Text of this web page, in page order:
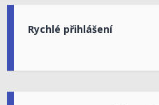
Rychlé přihlášení